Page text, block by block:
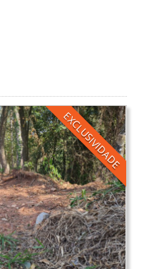
EXCLUSIVIDADE